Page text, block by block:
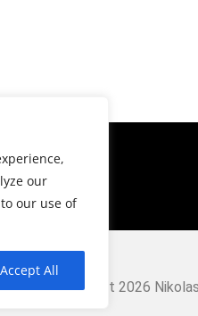
our
our use of
Accept All
© Copyright 2026